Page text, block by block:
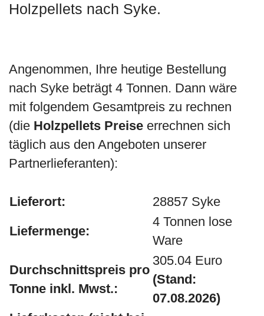
Holzpellets nach Syke.
Angenommen, Ihre heutige Bestellung
nach Syke beträgt 4 Tonnen. Dann wäre
mit folgendem Gesamtpreis zu rechnen
(die Holzpellets Preise errechnen sich
täglich aus den Angeboten unserer
Partnerlieferanten):
Lieferort:
28857 Syke
Liefermenge:
4 Tonnen lose
Ware
Durchschnittspreis pro
Tonne inkl. Mwst.:
305.04 Euro
(Stand:
07.08.2026)